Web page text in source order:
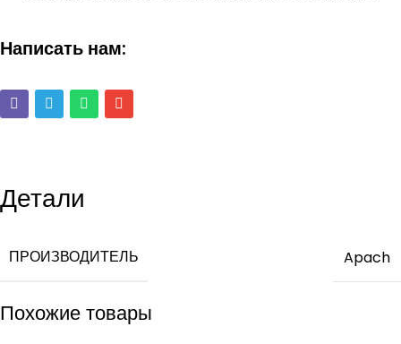
Написать нам:
Детали
ПРОИЗВОДИТЕЛЬ Apach
Похожие товары